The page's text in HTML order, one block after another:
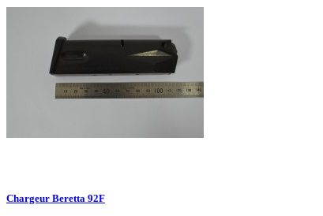
Chargeur Beretta 92F